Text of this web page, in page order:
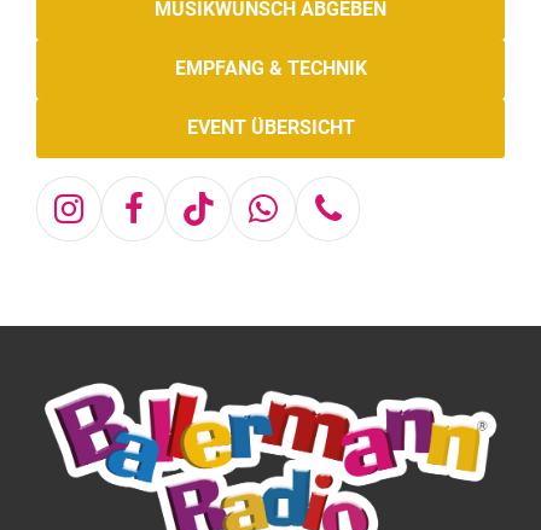
MUSIKWUNSCH ABGEBEN
EMPFANG & TECHNIK
EVENT ÜBERSICHT
Instagram
Facebook
TiktokWhatsapp
Telefon